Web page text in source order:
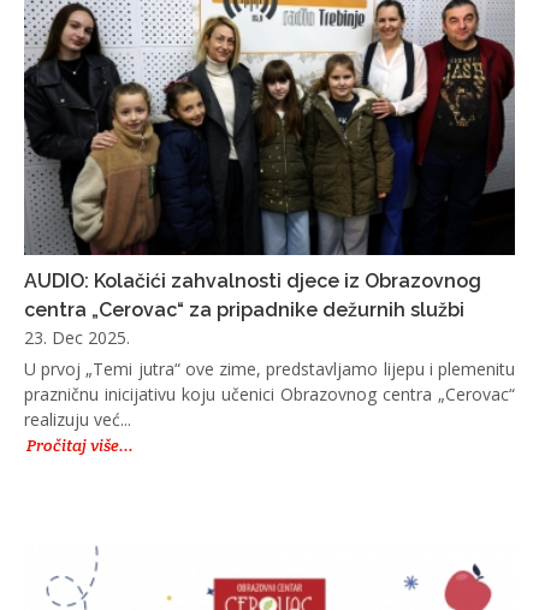
AUDIO: Kolačići zahvalnosti djece iz Obrazovnog
centra „Cerovac“ za pripadnike dežurnih službi
23. Dec 2025.
U prvoj „Temi jutra“ ove zime, predstavljamo lijepu i plemenitu
prazničnu inicijativu koju učenici Obrazovnog centra „Cerovac“
realizuju već...
Pročitaj više...